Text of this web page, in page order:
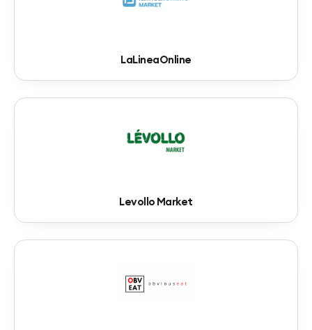
LaLineaOnline
Levollo Market